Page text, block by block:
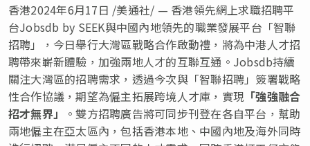
香港2024年6月17日 /美通社/ — 香港領先網上求職招聘平
台Jobsdb by SEEK與中國內地領先的職業發展平台「智聯
招聘」，今日舉行大灣區戰略合作啟動禮，將為中港人才招
聘帶來嶄新體驗，加強兩地人才的互聯互通。Jobsdb持續
關注大灣區的招聘需求，透過今次與「智聯招聘」簽署戰略
性合作協議，期望為僱主拓展跨境人才庫，實現 「強強融合
招才無界」
。雙方招聘廣告將可同步刊登在各自平台，幫助
兩地僱主在亞太區內，包括香港本地、中國內地及海外同時